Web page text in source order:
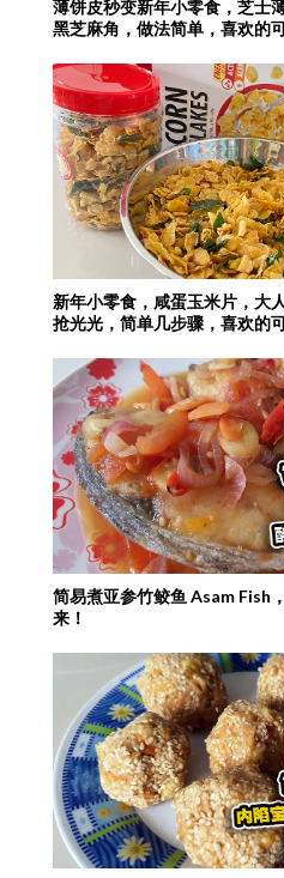
薄饼皮秒变新年小零食，芝士
黑芝麻角，做法简单，喜欢的
新年小零食，咸蛋玉米片，大
抢光光，简单几步骤，喜欢的
简易煮亚参竹鲛鱼 Asam Fish
来！